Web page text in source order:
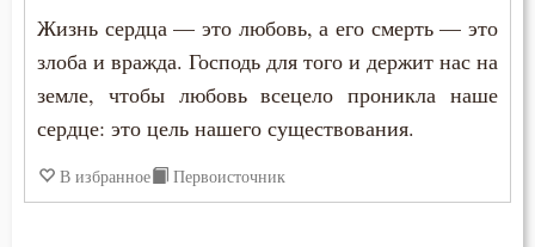
Жизнь сердца — это любовь, а его смерть — это
злоба и вражда. Господь для того и держит нас на
земле, чтобы любовь всецело проникла наше
сердце: это цель нашего существования.
В избранное Первоисточник